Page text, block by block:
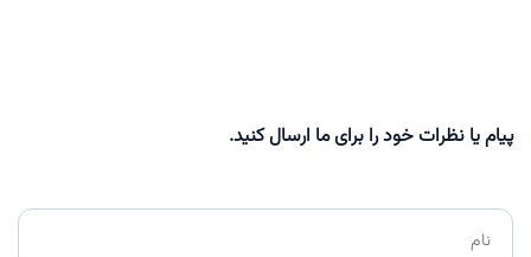
پیام یا نظرات خود را برای ما ارسال کنید.